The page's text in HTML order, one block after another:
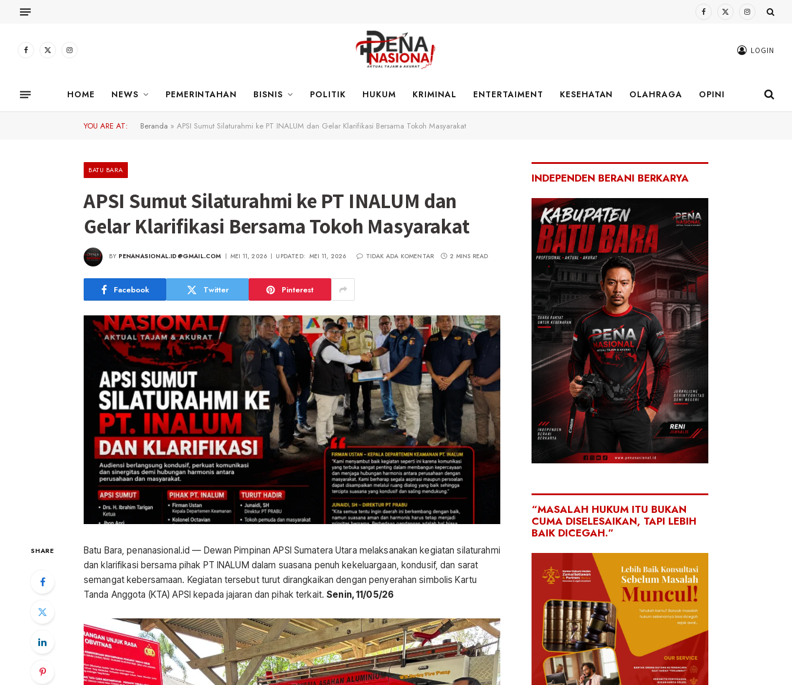
Facebook
X
Instagram
Facebook
X
Instagram LOGIN
HOME NEWS PEMERINTAHAN BISNIS POLITIK HUKUM KRIMINAL ENTERTAIMENT KESEHATAN OLAHRAGA OPINI
YOU ARE AT: Beranda » APSI Sumut Silaturahmi ke PT INALUM dan Gelar Klarifikasi Bersama Tokoh Masyarakat
BATU BARA
APSI Sumut Silaturahmi ke PT INALUM dan
Gelar Klarifikasi Bersama Tokoh Masyarakat
BY PENANASIONAL.ID@GMAIL.COM MEI 11, 2026 UPDATED: MEI 11, 2026 TIDAK ADA KOMENTAR 2 MINS READ
Facebook Twitter Pinterest
SHARE
Batu Bara, penanasional.id — Dewan Pimpinan APSI Sumatera Utara melaksanakan kegiatan silaturahmi
dan klarifikasi bersama pihak PT INALUM dalam suasana penuh kekeluargaan, kondusif, dan sarat
semangat kebersamaan. Kegiatan tersebut turut dirangkaikan dengan penyerahan simbolis Kartu
Tanda Anggota (KTA) APSI kepada jajaran dan pihak terkait.Senin, 11/05/26
INDEPENDEN BERANI BERKARYA
“MASALAH HUKUM ITU BUKAN
CUMA DISELESAIKAN, TAPI LEBIH
BAIK DICEGAH.”